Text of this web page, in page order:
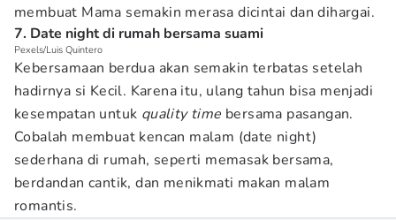
membuat Mama semakin merasa dicintai dan dihargai.
7. Date night di rumah bersama suami
Pexels/Luis Quintero
Kebersamaan berdua akan semakin terbatas setelah
hadirnya si Kecil. Karena itu, ulang tahun bisa menjadi
kesempatan untuk quality time bersama pasangan.
Cobalah membuat kencan malam (date night)
sederhana di rumah, seperti memasak bersama,
berdandan cantik, dan menikmati makan malam
romantis.